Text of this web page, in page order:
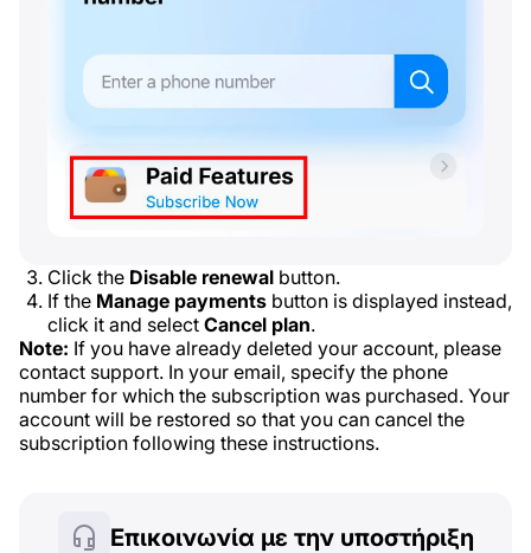
Click the Disable renewal button.
If the Manage payments button is displayed instead,
click it and select Cancel plan.
Note: If you have already deleted your account, please
contact support. In your email, specify the phone
number for which the subscription was purchased. Your
account will be restored so that you can cancel the
subscription following these instructions.
Επικοινωνία με την υποστήριξη